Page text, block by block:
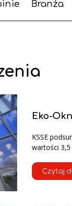
Branża
Eko-
KSSE
wartości 3,5
Czytaj